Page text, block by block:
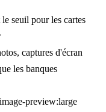
seuil pour les cartes
captures d'écran
les banques
preview:large